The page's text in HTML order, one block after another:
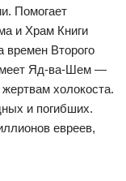
Помогает
и Храм Книги
времен Второго
Яд-ва-Шем —
холокоста.
и погибших.
евреев,